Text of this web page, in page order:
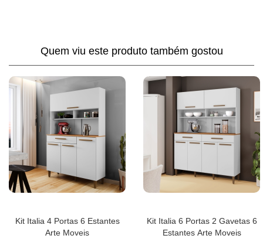
Quem viu este produto também gostou
Kit Italia 4 Portas 6 Estantes
Arte Moveis
Kit Italia 6 Portas 2 Gavetas 6
Estantes Arte Moveis